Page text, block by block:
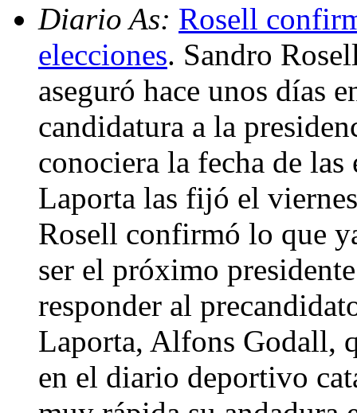
Diario As: Rosell
elecciones. Sandro
aseguró hace unos días
candidatura a la
conociera la fecha de
Laporta las fijó el
Rosell confirmó lo que
ser el próximo
responder al
Laporta, Alfons Godall,
en el diario deportivo